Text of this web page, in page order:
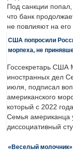
Под санкции
что банк
не повлияют на его
США попросили
морпеха, не
Госсекретарь США
иностранных дел
июля, подписал
американского
который с 2022
Семья американца
диссоциативный
«Веселый молочник»